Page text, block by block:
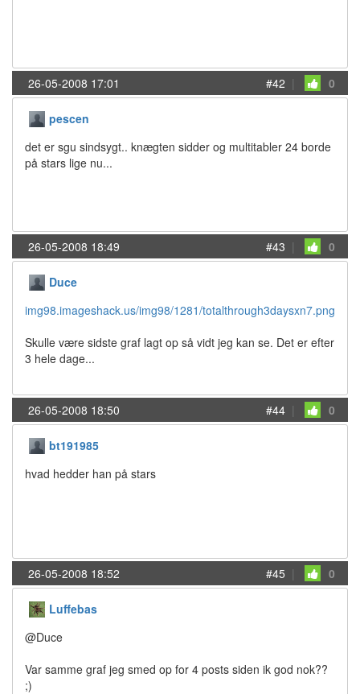
26-05-2008 17:01 #42 | 0
pescen
det er sgu sindsygt.. knægten sidder og multitabler 24 borde
på stars lige nu...
26-05-2008 18:49 #43 | 0
Duce
img98.imageshack.us/img98/1281/totalthrough3daysxn7.png
Skulle være sidste graf lagt op så vidt jeg kan se. Det er efter
3 hele dage...
26-05-2008 18:50 #44 | 0
bt191985
hvad hedder han på stars
26-05-2008 18:52 #45 | 0
Luffebas
@Duce
Var samme graf jeg smed op for 4 posts siden ik god nok??
;)